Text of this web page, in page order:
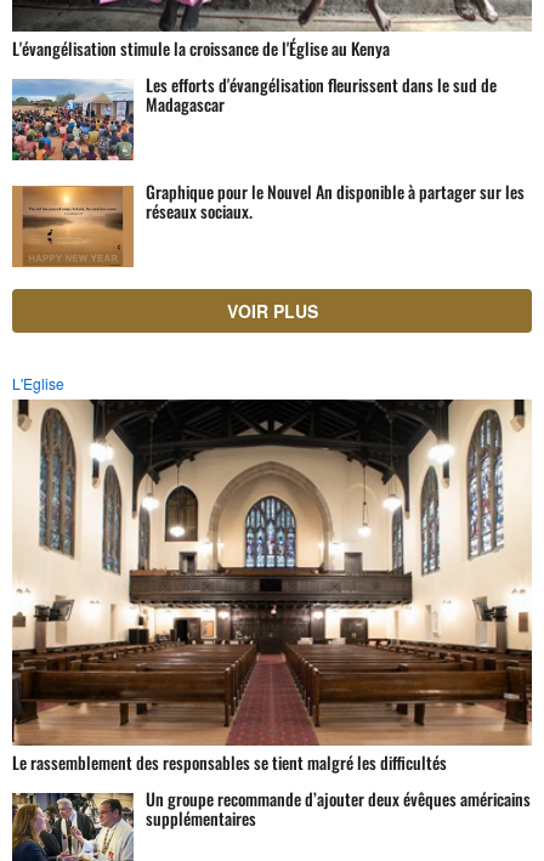
L'évangélisation stimule la croissance de l'Église au Kenya
Les efforts d'évangélisation fleurissent dans le sud de
Madagascar
Graphique pour le Nouvel An disponible à partager sur les
réseaux sociaux.
VOIR PLUS
L'Eglise
Le rassemblement des responsables se tient malgré les difficultés
Un groupe recommande d’ajouter deux évêques américains
supplémentaires